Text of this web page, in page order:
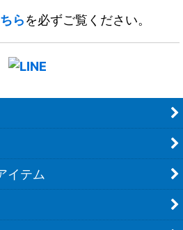
らを必ずご覧ください。
イテム